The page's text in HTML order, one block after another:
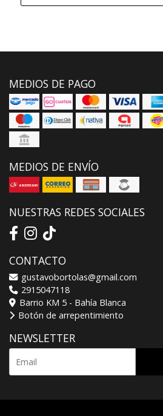
MEDIOS DE PAGO
MEDIOS DE ENVÍO
NUESTRAS REDES SOCIALES
CONTACTO
gustavobortolas@gmail.com
2915047118
Barrio KM 5 - Bahía Blanca
Botón de arrepentimiento
NEWSLETTER